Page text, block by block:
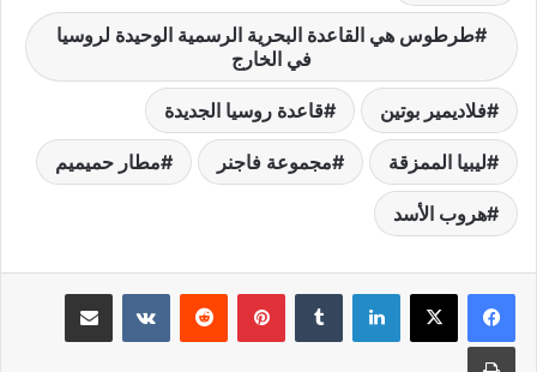
طرطوس هي القاعدة البحرية الرسمية الوحيدة لروسيا
في الخارج
فلاديمير بوتين قاعدة روسيا الجديدة
ليبيا الممزقة مجموعة فاجنر مطار حميميم
هروب الأسد
لينكدإن بينتيريست